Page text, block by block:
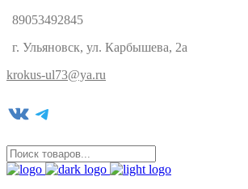
89053492845
г. Ульяновск, ул. Карбышева, 2а
krokus-ul73@ya.ru
VK Telegram